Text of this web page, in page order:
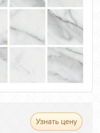
Узнать цену